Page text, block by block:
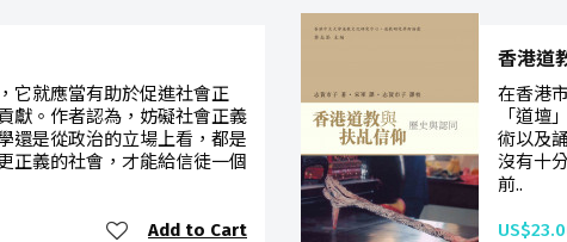
它就應當有助於促進社會正
獻。作者認為，妨礙社會正義
還是從政治的立場上看，都是
正義的社會，才能給信徒一個
Add to Cart
香港道
在香港
「道壇
術以及
沒有十
前..